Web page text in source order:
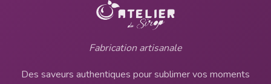
Fabrication artisanale
Des saveurs authentiques pour sublimer vos moments